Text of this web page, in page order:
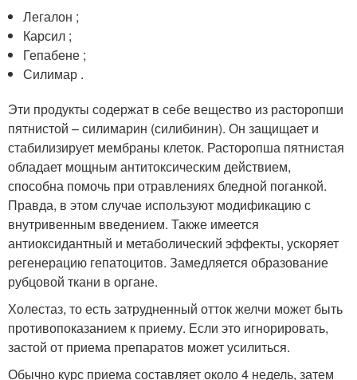
Легалон ;
Карсил ;
Гепабене ;
Силимар .
Эти продукты содержат в себе вещество из расторопши
пятнистой – силимарин (силибинин). Он защищает и
стабилизирует мембраны клеток. Расторопша пятнистая
обладает мощным антитоксическим действием,
способна помочь при отравлениях бледной поганкой.
Правда, в этом случае используют модификацию с
внутривенным введением. Также имеется
антиоксидантный и метаболический эффекты, ускоряет
регенерацию гепатоцитов. Замедляется образование
рубцовой ткани в органе.
Холестаз, то есть затрудненный отток желчи может быть
противопоказанием к приему. Если это игнорировать,
застой от приема препаратов может усилиться.
Обычно курс приема составляет около 4 недель, затем